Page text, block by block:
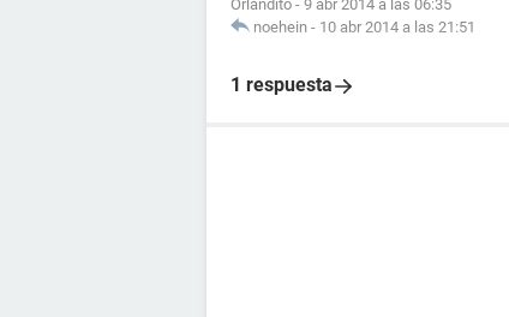
Orlandito - 9 abr 2014 a las 06:35
noehein - 10 abr 2014 a las 21:51
1 respuesta